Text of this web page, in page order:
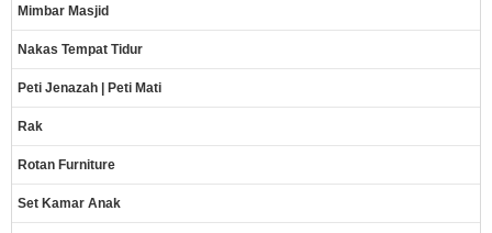
Mimbar Masjid
Nakas Tempat Tidur
Peti Jenazah | Peti Mati
Rak
Rotan Furniture
Set Kamar Anak